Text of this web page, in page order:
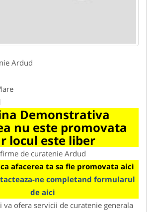
Ardud
Demonstrativa
nu este promovata
locul este liber
firme de curatenie Ardud
afacerea ta sa fie promovata aici
ne completand formularul
de aici
va ofera servicii de curatenie generala